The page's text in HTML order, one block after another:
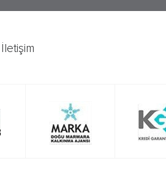
i̇letişim